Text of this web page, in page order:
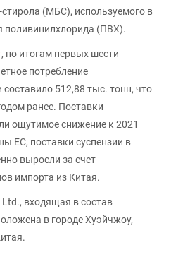
(МБС), используемого в
поливинилхлорида (ПВХ).
, по итогам первых шести
потребление
512,88 тыс. тонн, что
ранее. Поставки
ощутимое снижение к 2021
ЕС, поставки суспензии в
выросли за счет
импорта из Китая.
входящая в состав
в городе Хуэйчжоу,